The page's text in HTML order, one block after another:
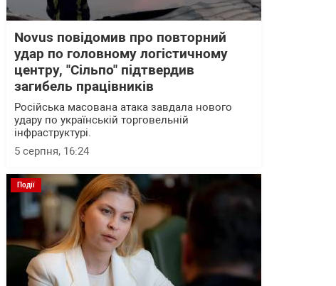
Novus повідомив про повторний
удар по головному логістичному
центру, "Сільпо" підтвердив
загибель працівників
Російська масована атака завдала нового
удару по українській торговельній
інфраструктурі.
5 серпня, 16:24
Події